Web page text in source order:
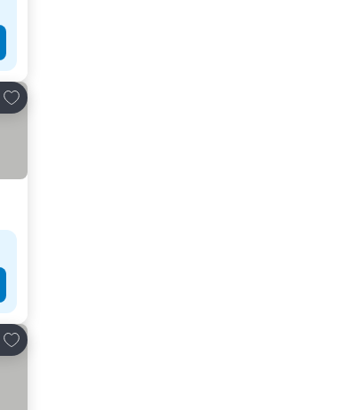
Adicionar aos favoritos
Adicionar aos favoritos